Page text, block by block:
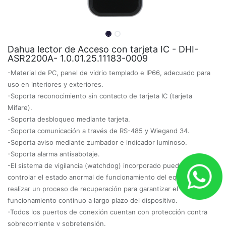
Dahua lector de Acceso con tarjeta IC - DHI-
ASR2200A- 1.0.01.25.11183-0009
-Material de PC, panel de vidrio templado e IP66, adecuado para
uso en interiores y exteriores.
-Soporta reconocimiento sin contacto de tarjeta IC (tarjeta
Mifare).
-Soporta desbloqueo mediante tarjeta.
-Soporta comunicación a través de RS-485 y Wiegand 34.
-Soporta aviso mediante zumbador e indicador luminoso.
-Soporta alarma antisabotaje.
-El sistema de vigilancia (watchdog) incorporado puede detectar y
controlar el estado anormal de funcionamiento del equipo y
realizar un proceso de recuperación para garantizar el
funcionamiento continuo a largo plazo del dispositivo.
-Todos los puertos de conexión cuentan con protección contra
sobrecorriente y sobretensión.